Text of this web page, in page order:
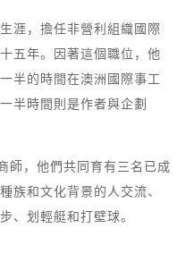
涯，擔任非營利組織國際
五年。因著這個職位，他
半的時間在澳洲國際事工
半時間則是作者與企劃
師，他們共同育有三名已成
族和文化背景的人交流、
、划輕艇和打壁球。